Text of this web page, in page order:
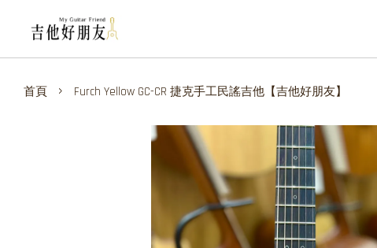
首頁 › Furch Yellow GC-CR 捷克手工民謠吉他【吉他好朋友】